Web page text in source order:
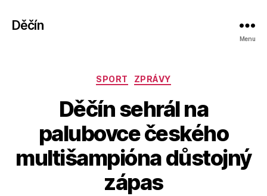
Děčín
Menu
Rubriky
SPORT ZPRÁVY
Děčín sehrál na
palubovce českého
multišampióna důstojný
zápas
u
o